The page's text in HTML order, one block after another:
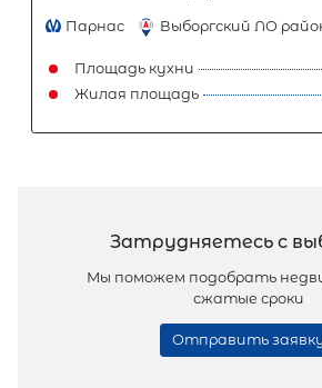
12 200 000 ₽ продажа
Проспект Ветеранов
Петродворцовый район